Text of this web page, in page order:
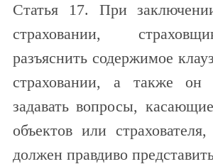
Статья 17. При
страховании,
разъяснить содержимое
страховании, а также он
задавать вопросы,
объектов или
должен правдиво